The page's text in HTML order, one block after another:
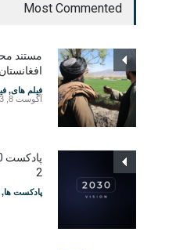
Most Commented
مستند
افغانستان
فیلم های,
آگوست 8, 2023
2
پادکست ها,